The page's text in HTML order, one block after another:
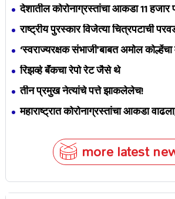
देशातील कोरोनाग्रस्तांचा आकडा 11 हजार
मृत्यू
राष्ट्रीय पुरस्कार विजेत्या चित्रपटाची
महाराष्ट्रात एकही थिएटर नाही
‘स्वराज्यरक्षक संभाजी’बाबत अमोल
रिझर्व्ह बँकचा रेपो रेट जैसे थे
तीन प्रमुख नेत्यांचे पत्ते झाकलेलेच!
महाराष्ट्रात कोरोनाग्रस्तांचा आकडा
more latest